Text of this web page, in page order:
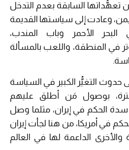
تعهُّداتها السابقة بعدم التدخل
وعادت إلى سياستها القديمة
البحر الأحمر وباب المندب،
في المنطقة، واللعب بالمسألة
حدوث التغيُّر الكبير في السياسة
بوصول مَن أطلق عليهم
سدة الحكم في إيران، مثلما وصل
في أمريكا، من هنا لجأت إيران
والأخرى الداعمة لها في العالم